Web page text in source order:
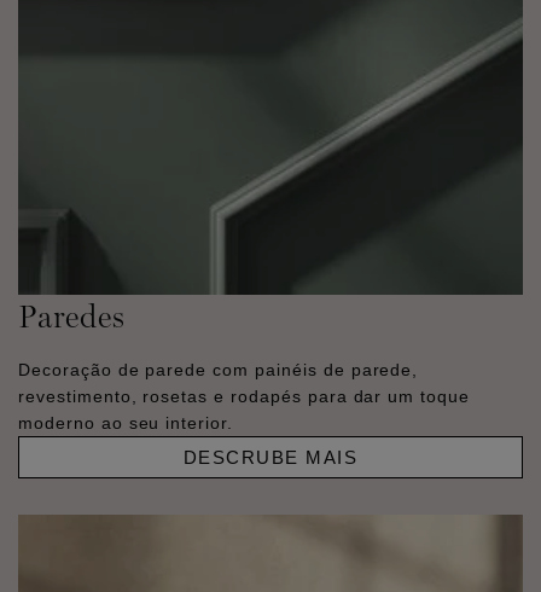
Paredes
Decoração de parede com painéis de parede,
revestimento, rosetas e rodapés para dar um toque
moderno ao seu interior.
DESCRUBE MAIS